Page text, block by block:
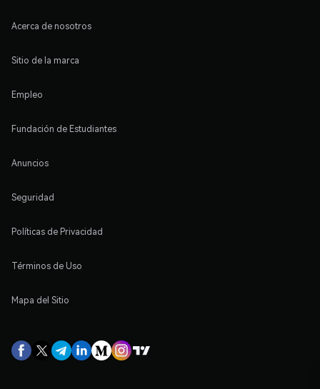
Acerca de nosotros
Sitio de la marca
Empleo
Fundación de Estudiantes
Anuncios
Seguridad
Políticas de Privacidad
Términos de Uso
Mapa del Sitio